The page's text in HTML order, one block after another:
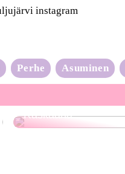
instagram
Perhe Asuminen
Raskaana?